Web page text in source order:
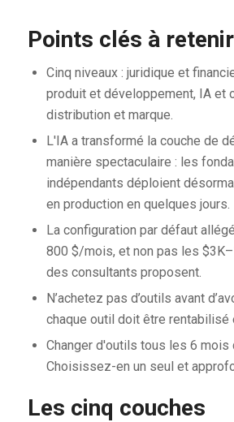
Points clés à retenir
Cinq niveaux : juridique et
produit et développement, IA et
distribution et marque.
L'IA a transformé la couche de
manière spectaculaire : les
indépendants déploient
en production en quelques jours.
La configuration par défaut
800 $/mois, et non pas les
des consultants proposent.
N’achetez pas d’outils avant
chaque outil doit être rentabilisé
Changer d'outils tous les 6 mois
Choisissez-en un seul et
Les cinq couches